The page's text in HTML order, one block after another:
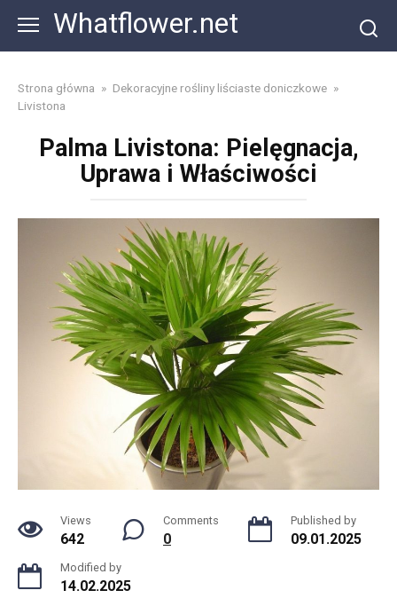
content
Whatflower.net
Strona główna » Dekoracyjne rośliny liściaste doniczkowe »
Livistona
Palma Livistona: Pielęgnacja,
Uprawa i Właściwości
Views
642
Comments
0
Published by
09.01.2025
Modified by
14.02.2025